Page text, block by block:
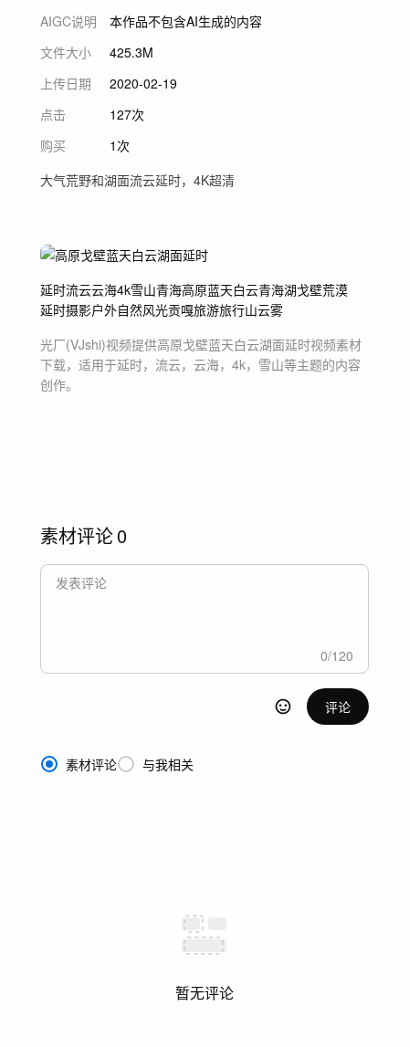
AIGC说明
本作品不包含AI生成的内容
文件大小
425.3M
上传日期
2020-02-19
点击
127次
购买
1次
大气荒野和湖面流云延时，4K超清
延时流云云海4k雪山青海高原蓝天白云青海湖戈壁荒漠
延时摄影户外自然风光贡嘎旅游旅行山云雾
光厂(VJshi)视频提供高原戈壁蓝天白云湖面延时视频素材
下载，适用于延时，流云，云海，4k，雪山等主题的内容
创作。
素材评论0
0/120
评论
素材评论 与我相关
暂无评论